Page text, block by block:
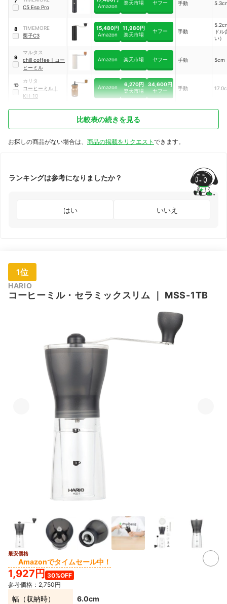
C5 Esp Pro
Amazon
楽天市場 ヤフー 手動
8
TIMEMORE
栗子C3
15,480円
Amazon
11,980円
楽天市場
ヤフー 手動
ドル
い）
9
マルタス
chill coffee ｜ コー
ヒーミル
Amazon 楽天市場 ヤフー 手動 5cm
10
カリタ
コーヒーミル ｜
KH-10
Amazon
6,270円
楽天市場
34,600円
ヤフー
手動
比較表の続きを見る
お探しの商品がない場合は、 商品の掲載をリクエスト できます。
ランキングは参考になりましたか？
はい いいえ
1位
HARIO
コーヒーミル・セラミックスリム MSS-1TB
最安価格
Amazonでタイムセール中！
1,927円 30%OFF
参考価格： 2,750円
幅（収納時） 6.0cm